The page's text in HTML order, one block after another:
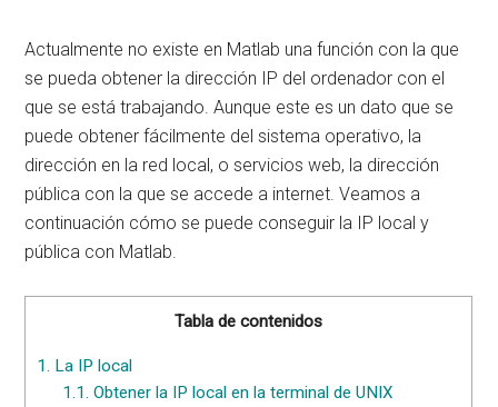
Actualmente no existe en Matlab una función con la que
se pueda obtener la dirección IP del ordenador con el
que se está trabajando. Aunque este es un dato que se
puede obtener fácilmente del sistema operativo, la
dirección en la red local, o servicios web, la dirección
pública con la que se accede a internet. Veamos a
continuación cómo se puede conseguir la IP local y
pública con Matlab.
Tabla de contenidos
1. La IP local
1.1. Obtener la IP local en la terminal de UNIX